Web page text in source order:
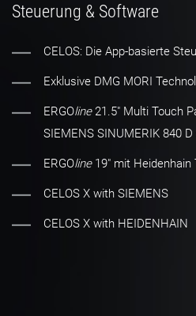
Steuerung & Software
CELOS: Die App-basierte
Exklusive DMG MORI
ERGOline21.5" Multi Touch
SIEMENS SINUMERIK 840 D
ERGOline19" mit Heidenhain
CELOS X with SIEMENS
CELOS X with HEIDENHAIN